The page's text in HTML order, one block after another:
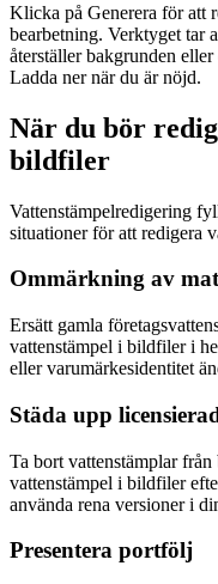
Klicka på Generera för att
bearbetning. Verktyget tar
återställer bakgrunden
Ladda ner när du är nöjd.
När du bör
bildfiler
Vattenstämpelredigering
situationer för att redigera
Ommärkning av
Ersätt gamla
vattenstämpel i bildfiler i
eller varumärkesidentitet
Städa upp
Ta bort vattenstämplar
vattenstämpel i bildfiler
använda rena versioner i
Presentera portfölj